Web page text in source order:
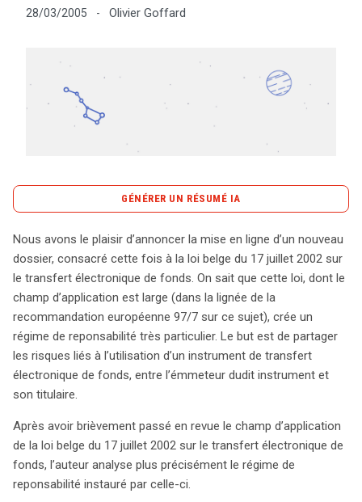
Rechercher
CONTACT
28/03/2005 - Olivier Goffard
GÉNÉRER UN RÉSUMÉ IA
La loi belge du 17 juillet 2002 sur le transfert électronique
de fonds constitue un cadre essentiel pour encadrer les
transactions financières en ligne. En réponse à la
recommandation européenne 97/7, cette législation vise
à établir un équilibre de responsabilité entre l’émetteur et
le titulaire d’un instrument de transfert. Cet article
explore en profondeur ce régime de responsabilité,
mettant en lumière les implications pour les utilisateurs
examine la responsabilité du titulaire et de l’émetteur lors
de ces transactions numériques, en soulignant que le
titulaire peut être exonéré de toute responsabilité si
l’instrument est utilisé à distance sans identification
Nous avons le plaisir d’annoncer la mise en ligne d’un nouveau
dossier, consacré cette fois à la loi belge du 17 juillet 2002 sur
le transfert électronique de fonds. On sait que cette loi, dont le
champ d’application est large (dans la lignée de la
recommandation européenne 97/7 sur ce sujet), crée un
régime de reponsabilité très particulier. Le but est de partager
les risques liés à l’utilisation d’un instrument de transfert
électronique de fonds, entre l’émmeteur dudit instrument et
son titulaire.
Après avoir brièvement passé en revue le champ d’application
de la loi belge du 17 juillet 2002 sur le transfert électronique de
fonds, l’auteur analyse plus précisément le régime de
reponsabilité instauré par celle-ci.